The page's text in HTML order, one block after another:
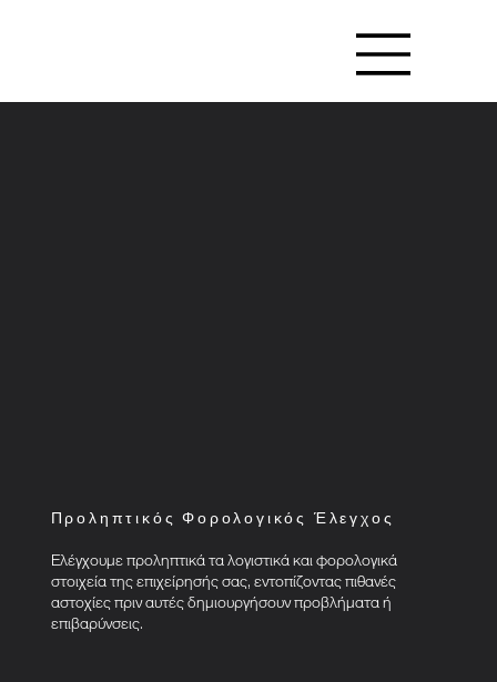
Προληπτικός Φορολογικός Έλεγχος
Ελέγχουμε προληπτικά τα λογιστικά και φορολογικά
στοιχεία της επιχείρησής σας, εντοπίζοντας πιθανές
αστοχίες πριν αυτές δημιουργήσουν προβλήματα ή
επιβαρύνσεις.